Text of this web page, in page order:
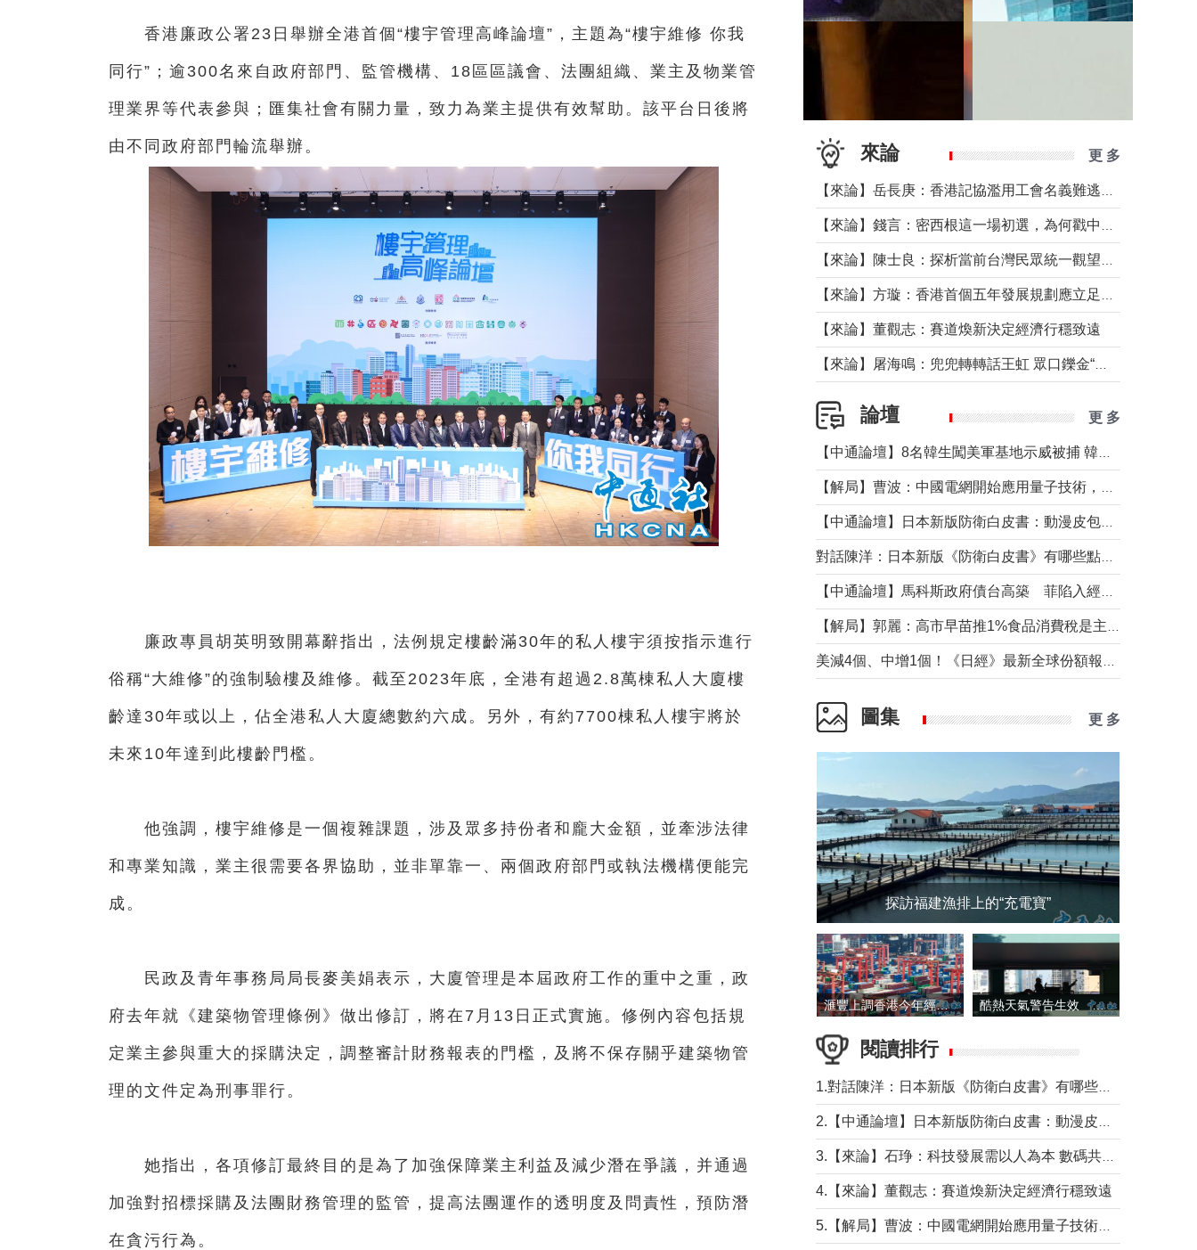
香港廉政公署23日舉辦全港首個“樓宇管理高峰論壇”，主題為“樓宇維修 你我
同行”；逾300名來自政府部門、監管機構、18區區議會、法團組織、業主及物業管
理業界等代表參與；匯集社會有關力量，致力為業主提供有效幫助。該平台日後將
由不同政府部門輪流舉辦。
廉政專員胡英明致開幕辭指出，法例規定樓齡滿30年的私人樓宇須按指示進行
俗稱“大維修”的強制驗樓及維修。截至2023年底，全港有超過2.8萬棟私人大廈樓
齡達30年或以上，佔全港私人大廈總數約六成。另外，有約7700棟私人樓宇將於
未來10年達到此樓齡門檻。
他強調，樓宇維修是一個複雜課題，涉及眾多持份者和龐大金額，並牽涉法律
和專業知識，業主很需要各界協助，並非單靠一、兩個政府部門或執法機構便能完
成。
民政及青年事務局局長麥美娟表示，大廈管理是本屆政府工作的重中之重，政
府去年就《建築物管理條例》做出修訂，將在7月13日正式實施。修例內容包括規
定業主參與重大的採購決定，調整審計財務報表的門檻，及將不保存關乎建築物管
理的文件定為刑事罪行。
她指出，各項修訂最終目的是為了加強保障業主利益及減少潛在爭議，并通過
加強對招標採購及法團財務管理的監管，提高法團運作的透明度及問責性，預防潛
在貪污行為。
來論 更 多
【來論】董觀志：賽道煥新決定經濟行穩致遠
論壇 更 多
圖集 更 多
探訪福建漁排上的“充電寶”
滙豐上調香港今年經濟增長預測至4.5% 酷熱天氣警告生效 本港高溫持續至下周
閱讀排行
4.【來論】董觀志：賽道煥新決定經濟行穩致遠